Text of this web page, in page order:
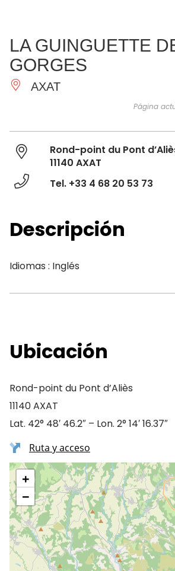
IMPRESCINDIBLES
HACER
LA GUINGUETTE
GORGES
AXAT
Página
Rond-point du Pont
11140 AXAT
Tel. +33 4 68 20 53 73
Descripción
Idiomas : Inglés
Ubicación
Rond-point du Pont d’Aliès
11140 AXAT
Lat. 42° 48′ 46.2″ – Lon. 2° 14′ 16.37″
Ruta y acceso
+
−